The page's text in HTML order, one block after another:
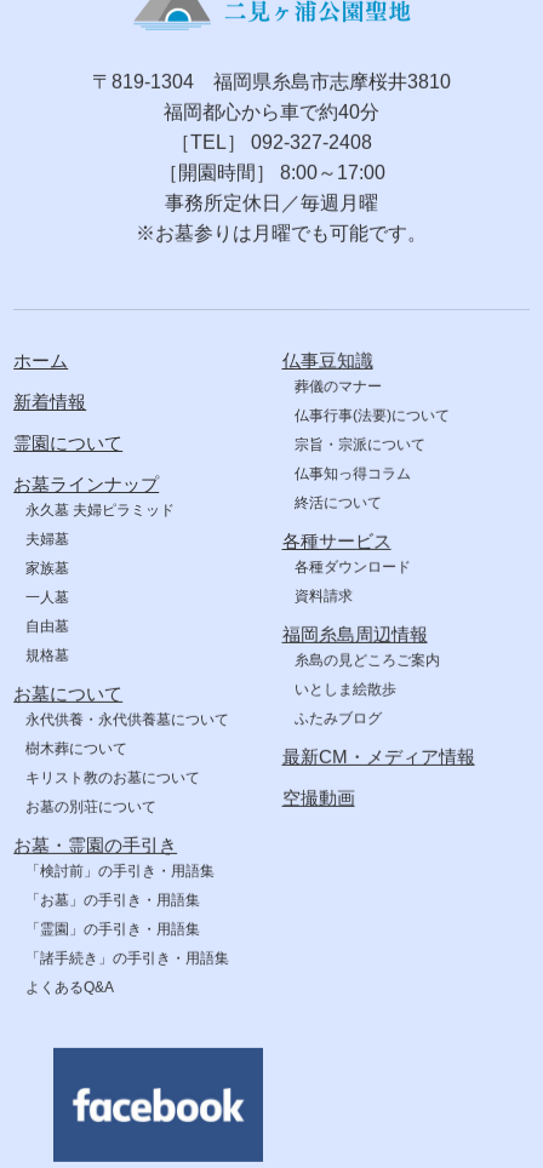
〒819-1304 福岡県糸島市志摩桜井3810
福岡都心から車で約40分
［TEL］ 092-327-2408
［開園時間］ 8:00～17:00
事務所定休日／毎週月曜
※お墓参りは月曜でも可能です。
ホーム
新着情報
霊園について
お墓ラインナップ
永久墓 夫婦ピラミッド
夫婦墓
家族墓
一人墓
自由墓
規格墓
お墓について
永代供養・永代供養墓について
樹木葬について
キリスト教のお墓について
お墓の別荘について
お墓・霊園の手引き
「検討前」の手引き・用語集
「お墓」の手引き・用語集
「霊園」の手引き・用語集
「諸手続き」の手引き・用語集
よくあるQ&A
仏事豆知識
葬儀のマナー
仏事行事(法要)について
宗旨・宗派について
仏事知っ得コラム
終活について
各種サービス
各種ダウンロード
資料請求
福岡糸島周辺情報
糸島の見どころご案内
いとしま絵散歩
ふたみブログ
最新CM・メディア情報
空撮動画